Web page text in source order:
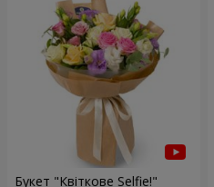
Букет "Квіткове Selfie!"